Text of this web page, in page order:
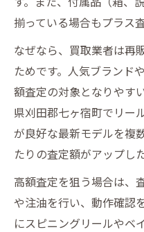
リールや釣り
ツ
釣具買取どこ
評判の良い釣
釣り具買取タ
納得査定へ導く釣
釣り竿リールの
釣り具買取に強
リールと釣り竿
釣り具買取で
揃っている場合もプラス
なぜなら、買取業者は再
ためです。人気ブランド
額査定の対象となりやす
県刈田郡七ヶ宿町でリー
が良好な最新モデルを複
たりの査定額がアップし
高額査定を狙う場合は、
や注油を行い、動作確認
にスピニングリールやベ